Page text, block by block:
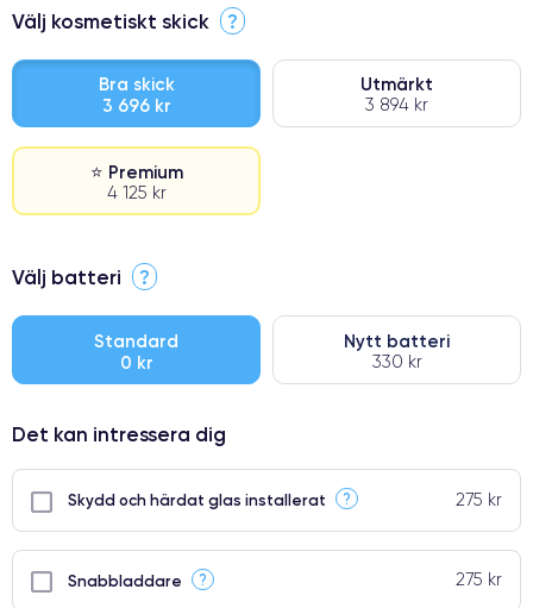
Välj kosmetiskt skick ?
Bra skick
3 696 kr
Utmärkt
3 894 kr
⭐ Premium
4 125 kr
⭐ Premium
● Oklanderlig kvalitetsskärm
● Endast 5% av våra telefoner har premiumklassning
Välj batteri ?
Standard
0 kr
Nytt batteri
330 kr
Det kan intressera dig
Skydd och härdat glas installerat ? 275 kr
Snabbladdare ? 275 kr